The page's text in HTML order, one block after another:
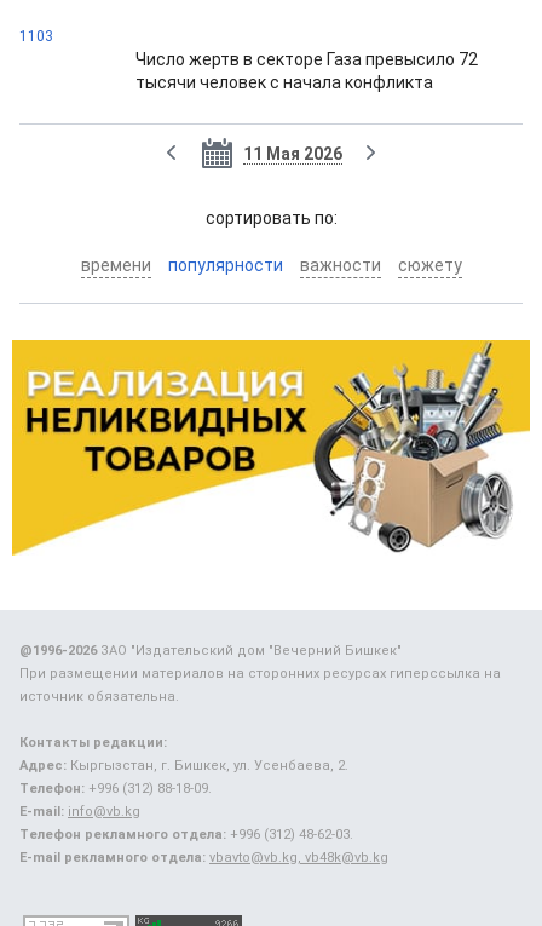
1103
Число жертв в секторе Газа превысило 72
тысячи человек с начала конфликта
11 Мая 2026
cортировать по:
времени популярности важности сюжету
@1996-2026ЗАО "Издательский дом "Вечерний Бишкек"
При размещении материалов на сторонних ресурсах гиперссылка на
источник обязательна.
Контакты редакции:
Адрес: Кыргызстан, г. Бишкек, ул. Усенбаева, 2.
Телефон: +996 (312) 88-18-09.
E-mail: info@vb.kg
Телефон рекламного отдела: +996 (312) 48-62-03.
E-mail рекламного отдела: vbavto@vb.kg, vb48k@vb.kg